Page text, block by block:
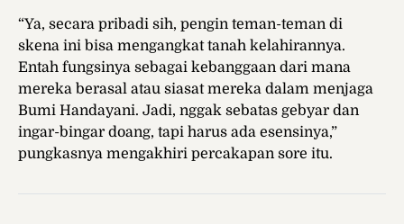
“Ya, secara pribadi sih, pengin teman-teman di
skena ini bisa mengangkat tanah kelahirannya.
Entah fungsinya sebagai kebanggaan dari mana
mereka berasal atau siasat mereka dalam menjaga
Bumi Handayani. Jadi, nggak sebatas gebyar dan
ingar-bingar doang, tapi harus ada esensinya,”
pungkasnya mengakhiri percakapan sore itu.